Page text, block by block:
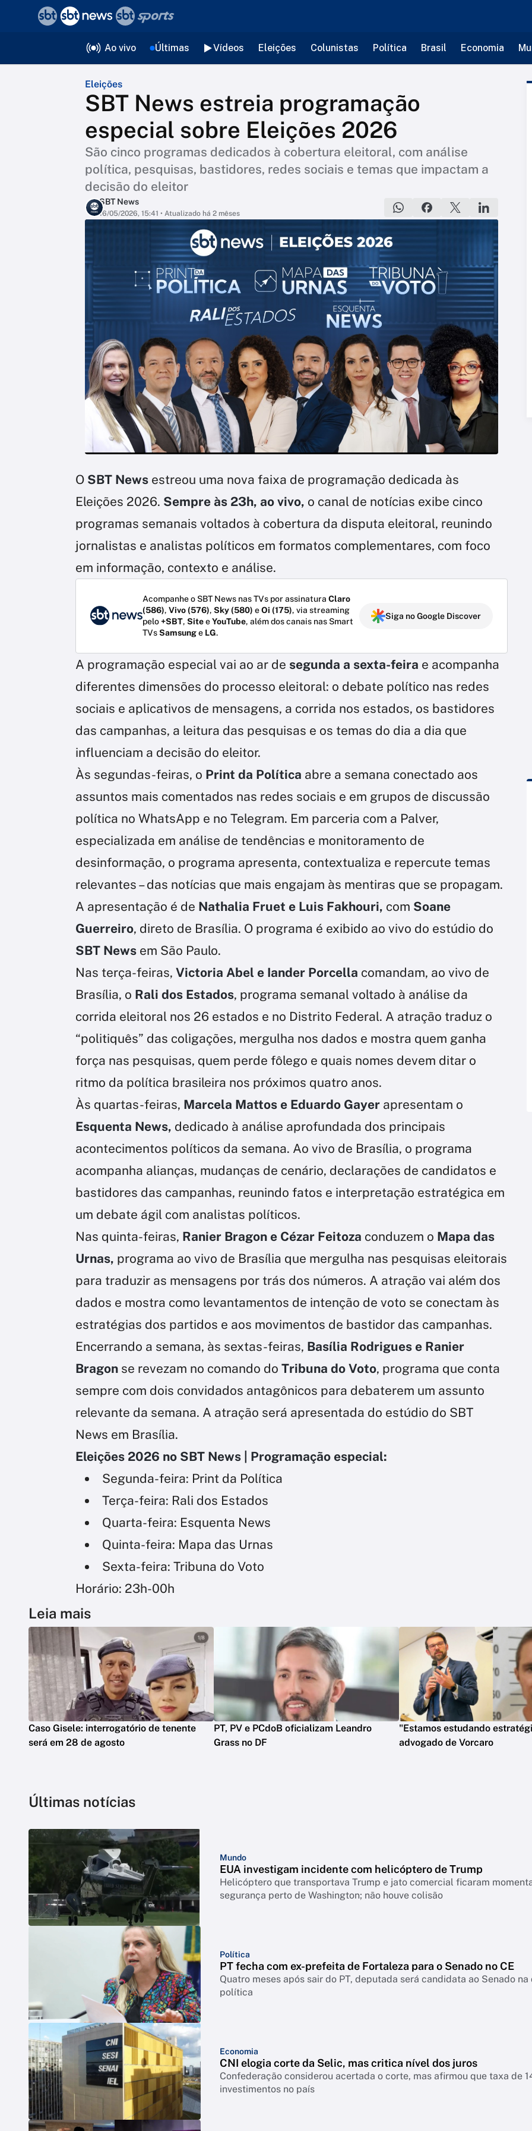
Ao vivo Últimas Vídeos Eleições Colunistas Política Brasil Economia
Eleições
SBT News estreia programação
especial sobre Eleições 2026
São cinco programas dedicados à cobertura eleitoral, com análise
política, pesquisas, bastidores, redes sociais e temas que impactam a
decisão do eleitor
SBT News
16/05/2026, 15:41 • Atualizado há 2 mêses
O SBT News estreou uma nova faixa de programação dedicada às
Eleições 2026. Sempre às 23h, ao vivo, o canal de notícias exibe cinco
programas semanais voltados à cobertura da disputa eleitoral, reunindo
jornalistas e analistas políticos em formatos complementares, com foco
em informação, contexto e análise.
Acompanhe o SBT News nas TVs por assinatura Claro
(586), Vivo (576), Sky (580) eOi (175), via streaming
pelo+SBT, SiteeYouTube, além dos canais nas Smart
TVsSamsunge LG.
Siga no Google Discover
A programação especial vai ao ar de segunda a sexta-feira e acompanha
diferentes dimensões do processo eleitoral: o debate político nas redes
sociais e aplicativos de mensagens, a corrida nos estados, os bastidores
das campanhas, a leitura das pesquisas e os temas do dia a dia que
influenciam a decisão do eleitor.
Às segundas-feiras, o Print da Política abre a semana conectado aos
assuntos mais comentados nas redes sociais e em grupos de discussão
política no WhatsApp e no Telegram. Em parceria com a Palver,
especializada em análise de tendências e monitoramento de
desinformação, o programa apresenta, contextualiza e repercute temas
relevantes – das notícias que mais engajam às mentiras que se propagam.
A apresentação é de Nathalia Fruet e Luis Fakhouri, com Soane
Guerreiro, direto de Brasília. O programa é exibido ao vivo do estúdio do
SBT News em São Paulo.
Nas terça-feiras, Victoria Abel e Iander Porcella comandam, ao vivo de
Brasília, o Rali dos Estados, programa semanal voltado à análise da
corrida eleitoral nos 26 estados e no Distrito Federal. A atração traduz o
“politiquês” das coligações, mergulha nos dados e mostra quem ganha
força nas pesquisas, quem perde fôlego e quais nomes devem ditar o
ritmo da política brasileira nos próximos quatro anos.
Às quartas-feiras, Marcela Mattos e Eduardo Gayer apresentam o
Esquenta News, dedicado à análise aprofundada dos principais
acontecimentos políticos da semana. Ao vivo de Brasília, o programa
acompanha alianças, mudanças de cenário, declarações de candidatos e
bastidores das campanhas, reunindo fatos e interpretação estratégica em
um debate ágil com analistas políticos.
Nas quinta-feiras, Ranier Bragon e Cézar Feitoza conduzem o Mapa das
Urnas, programa ao vivo de Brasília que mergulha nas pesquisas eleitorais
para traduzir as mensagens por trás dos números. A atração vai além dos
dados e mostra como levantamentos de intenção de voto se conectam às
estratégias dos partidos e aos movimentos de bastidor das campanhas.
Encerrando a semana, às sextas-feiras, Basília Rodrigues e Ranier
Bragon se revezam no comando do Tribuna do Voto, programa que conta
sempre com dois convidados antagônicos para debaterem um assunto
relevante da semana. A atração será apresentada do estúdio do SBT
News em Brasília.
Eleições 2026 no SBT News | Programação especial:
Segunda-feira: Print da Política
Terça-feira: Rali dos Estados
Quarta-feira: Esquenta News
Quinta-feira: Mapa das Urnas
Sexta-feira: Tribuna do Voto
Horário: 23h-00h
Leia mais
Caso Gisele: interrogatório de tenente
será em 28 de agosto
PT, PV e PCdoB oficializam Leandro
Grass no DF
"Estamos estudando
advogado de Vorcaro
Últimas notícias
Mundo
EUA investigam incidente com helicóptero de Trump
Helicóptero que transportava Trump e jato comercial ficaram
segurança perto de Washington; não houve colisão
Política
PT fecha com ex-prefeita de Fortaleza para o Senado no CE
Quatro meses após sair do PT, deputada será candidata ao Senado
política
Economia
CNI elogia corte da Selic, mas critica nível dos juros
Confederação considerou acertada o corte, mas afirmou que taxa de 14% continua pressionando empresas,
investimentos no país
voltar
Editorias